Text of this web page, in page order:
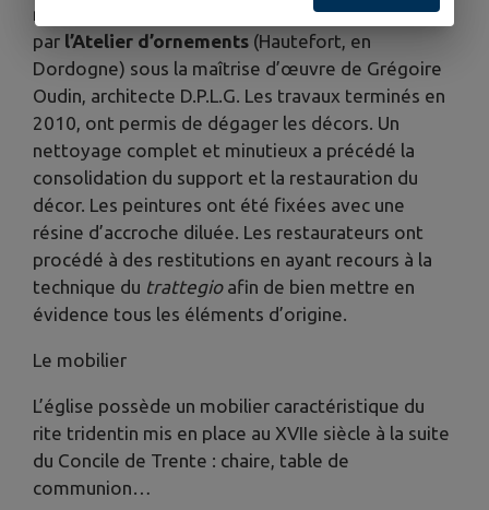
murales de l’église de Bonneville ont été menés
par l’Atelier d’ornements (Hautefort, en
Dordogne) sous la maîtrise d’œuvre de Grégoire
Oudin, architecte D.P.L.G. Les travaux terminés en
2010, ont permis de dégager les décors. Un
nettoyage complet et minutieux a précédé la
consolidation du support et la restauration du
décor. Les peintures ont été fixées avec une
résine d’accroche diluée. Les restaurateurs ont
procédé à des restitutions en ayant recours à la
technique du trattegioafin de bien mettre en
évidence tous les éléments d’origine.
Le mobilier
L’église possède un mobilier caractéristique du
rite tridentin mis en place au XVIIe siècle à la suite
du Concile de Trente : chaire, table de
communion…